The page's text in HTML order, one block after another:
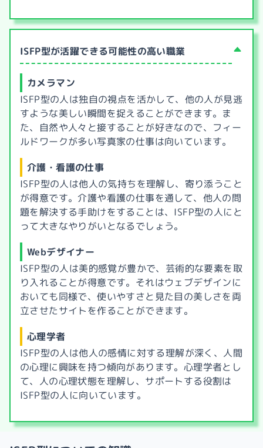
ISFP型が活躍できる可能性の高い職業
カメラマン
ISFP型の人は独自の視点を活かして、他の人が見逃
すような美しい瞬間を捉えることができます。ま
た、自然や人々と接することが好きなので、フィー
ルドワークが多い写真家の仕事は向いています。
介護・看護の仕事
ISFP型の人は他人の気持ちを理解し、寄り添うこと
が得意です。介護や看護の仕事を通して、他人の問
題を解決する手助けをすることは、ISFP型の人にと
って大きなやりがいとなるでしょう。
Webデザイナー
ISFP型の人は美的感覚が豊かで、芸術的な要素を取
り入れることが得意です。それはウェブデザインに
おいても同様で、使いやすさと見た目の美しさを両
立させたサイトを作ることができます。
心理学者
ISFP型の人は他人の感情に対する理解が深く、人間
の心理に興味を持つ傾向があります。心理学者とし
て、人の心理状態を理解し、サポートする役割は
ISFP型の人に向いています。